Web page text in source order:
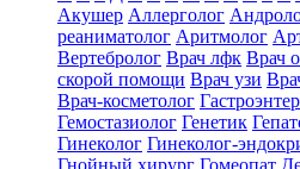
Акушер Аллерголог
реаниматолог Аритмолог
Вертебролог Врач лфк Врач
скорой помощи Врач узи
Врач-косметолог
Гемостазиолог Генетик
Гинеколог Гинеколог-
Гнойный хирург Гомеопат